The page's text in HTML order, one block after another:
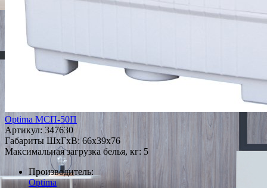
Optima МСП-50П
Артикул: 347630
Габариты ШxГxВ: 66x39x76
Максимальная загрузка белья, кг: 5
Производитель:
Optima